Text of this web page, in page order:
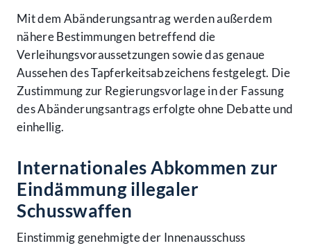
Mit dem Abänderungsantrag werden außerdem
nähere Bestimmungen betreffend die
Verleihungsvoraussetzungen sowie das genaue
Aussehen des Tapferkeitsabzeichens festgelegt. Die
Zustimmung zur Regierungsvorlage in der Fassung
des Abänderungsantrags erfolgte ohne Debatte und
einhellig.
Internationales Abkommen zur
Eindämmung illegaler
Schusswaffen
Einstimmig genehmigte der Innenausschuss